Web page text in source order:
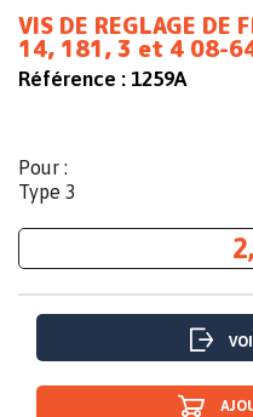
VIS DE REGLAGE DE
14, 181, 3 et 4 08-
Référence : 1259A
Pour :
Type 3